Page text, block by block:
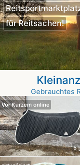
für Reitsachen!
Gebrauchtes
5
Vor Kurzem online